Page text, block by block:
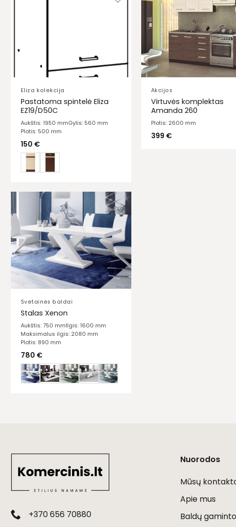
Eliza kolekcija
Pastatoma spintelė Eliza
EZ19/D50C
Aukštis: 1950 mmGylis: 560 mm
Plotis: 500 mm
150 €
Akcijos
Virtuvės komplektas
Amanda 260
Plotis: 2600 mm
399 €
Svetainės baldai
Stalas Xenon
Aukštis: 750 mmIlgis: 1600 mm
Maksimalus ilgis: 2080 mm
Plotis: 890 mm
780 €
+370 656 70880
Nuorodos
Mūsų
Apie mus
Baldų